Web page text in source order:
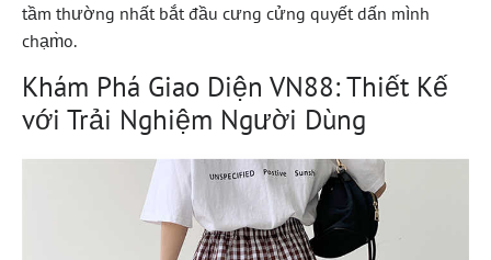
tầm thường nhất bắt đầu cưng cửng quyết dấn mình
chạm̀o.
Khám Phá Giao Diện VN88: Thiết Kế
với Trải Nghiệm Người Dùng